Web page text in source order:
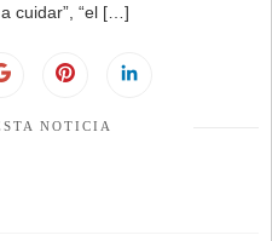
cuidar”, “el […]
NOTICIA